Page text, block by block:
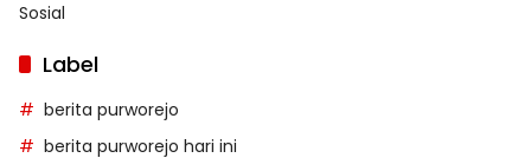
Sosial
Label
berita purworejo
berita purworejo hari ini